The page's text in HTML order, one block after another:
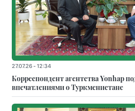
27.07.26 - 12:34
Корреспондент агентства Yonhap
впечатлениями о Туркменистане